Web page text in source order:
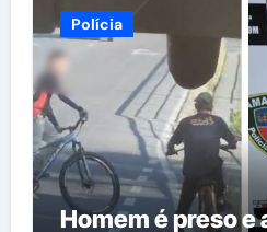
Polícia
Homem é preso